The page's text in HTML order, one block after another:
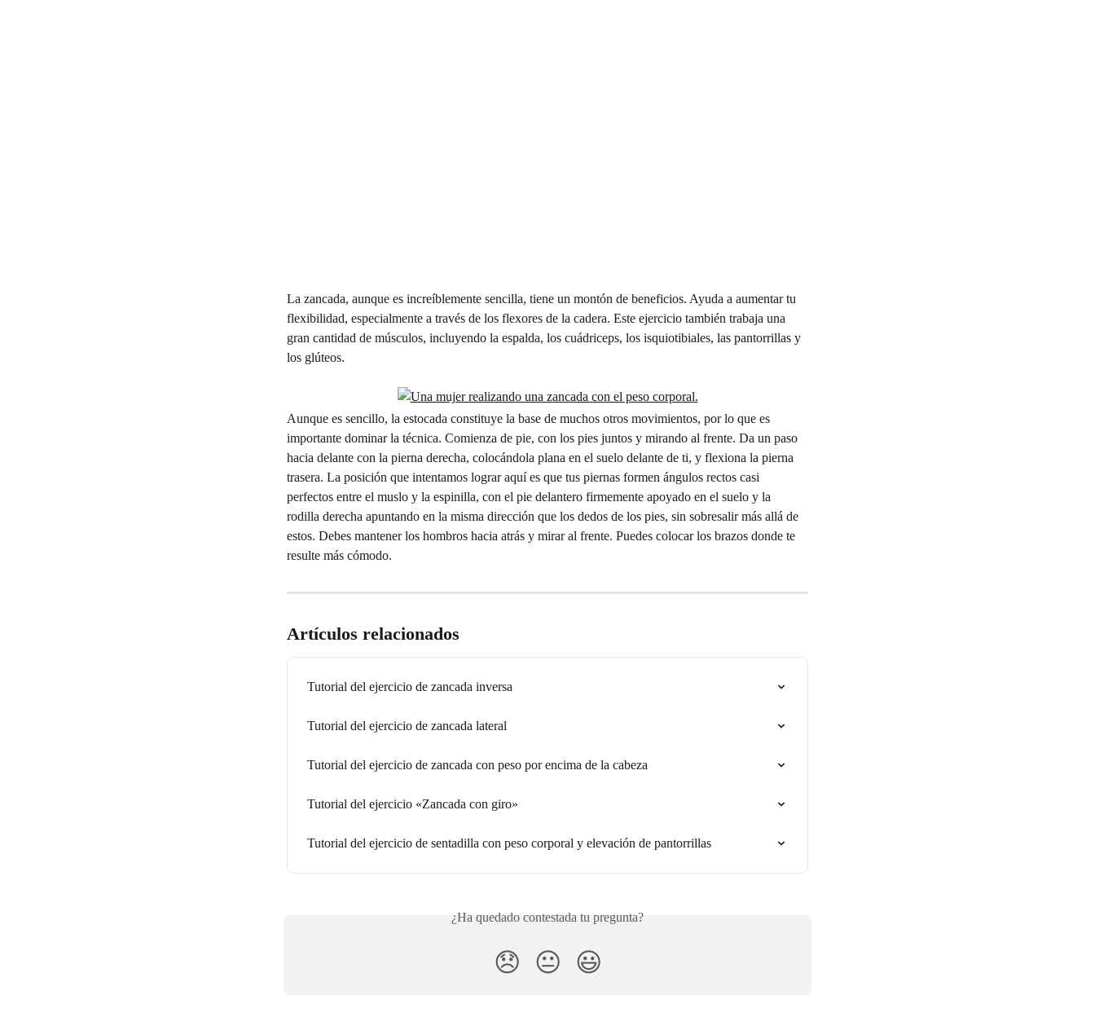
La zancada, aunque es increíblemente sencilla, tiene un montón de beneficios. Ayuda a aumentar tu
flexibilidad, especialmente a través de los flexores de la cadera. Este ejercicio también trabaja una
gran cantidad de músculos, incluyendo la espalda, los cuádriceps, los isquiotibiales, las pantorrillas y
los glúteos.
Aunque es sencillo, la estocada constituye la base de muchos otros movimientos, por lo que es
importante dominar la técnica. Comienza de pie, con los pies juntos y mirando al frente. Da un paso
hacia delante con la pierna derecha, colocándola plana en el suelo delante de ti, y flexiona la pierna
trasera. La posición que intentamos lograr aquí es que tus piernas formen ángulos rectos casi
perfectos entre el muslo y la espinilla, con el pie delantero firmemente apoyado en el suelo y la
rodilla derecha apuntando en la misma dirección que los dedos de los pies, sin sobresalir más allá de
estos. Debes mantener los hombros hacia atrás y mirar al frente. Puedes colocar los brazos donde te
resulte más cómodo.
Artículos relacionados
Tutorial del ejercicio de zancada inversa
Tutorial del ejercicio de zancada lateral
Tutorial del ejercicio de zancada con peso por encima de la cabeza
Tutorial del ejercicio «Zancada con giro»
Tutorial del ejercicio de sentadilla con peso corporal y elevación de pantorrillas
¿Ha quedado contestada tu pregunta?
😞 😐 😃